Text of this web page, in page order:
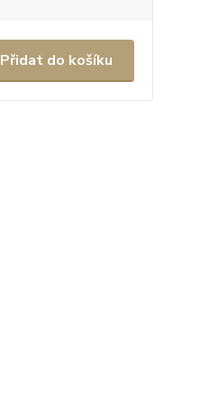
Přidat do košíku